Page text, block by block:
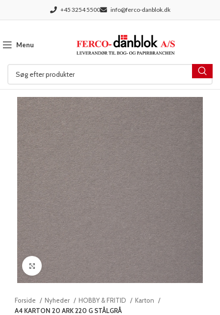
+45 3254 5500 info@ferco-danblok.dk
Menu
Klik for at forstørre
Forside Nyheder HOBBY & FRITID
Karton
A4 KARTON 20 ARK 220 G STÅLGRÅ